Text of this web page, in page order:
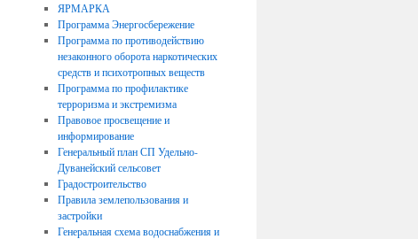
ЯРМАРКА
Программа Энергосбережение
Программа по противодействию
незаконного оборота наркотических
средств и психотропных веществ
Программа по профилактике
терроризма и экстремизма
Правовое просвещение и
информирование
Генеральный план СП Удельно-
Дуванейский сельсовет
Градостроительство
Правила землепользования и
застройки
Генеральная схема водоснабжения и